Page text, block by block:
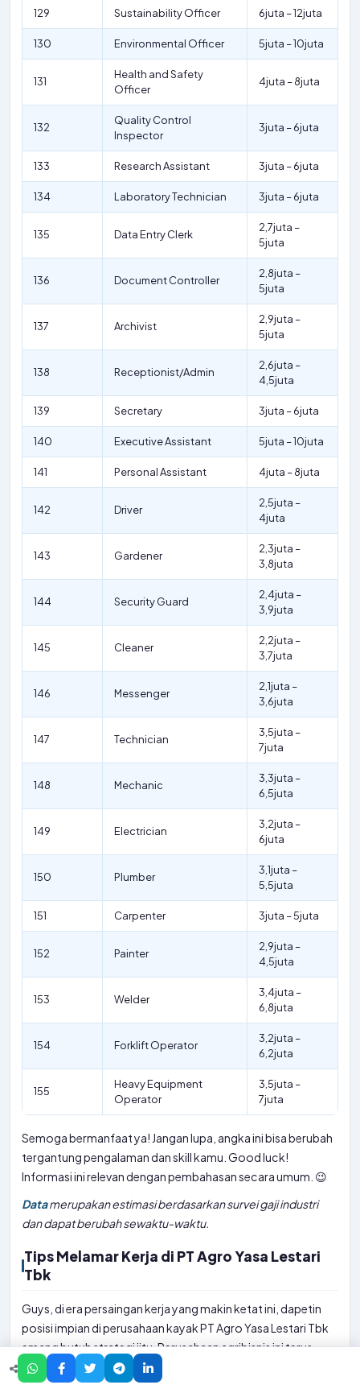
129 Sustainability Officer 6juta – 12juta
130 Environmental Officer 5juta – 10juta
131
Health and Safety
Officer
4juta – 8juta
132
Quality Control
Inspector
3juta – 6juta
133 Research Assistant 3juta – 6juta
134 Laboratory Technician 3juta – 6juta
135 Data Entry Clerk
2,7juta –
5juta
136 Document Controller
2,8juta –
5juta
137 Archivist
2,9juta –
5juta
138 Receptionist/Admin
2,6juta –
4,5juta
139 Secretary 3juta – 6juta
140 Executive Assistant 5juta – 10juta
141 Personal Assistant 4juta – 8juta
142 Driver
2,5juta –
4juta
143 Gardener
2,3juta –
3,8juta
144 Security Guard
2,4juta –
3,9juta
145 Cleaner
2,2juta –
3,7juta
146 Messenger
2,1juta –
3,6juta
147 Technician
3,5juta –
7juta
148 Mechanic
3,3juta –
6,5juta
149 Electrician
3,2juta –
6juta
150 Plumber
3,1juta –
5,5juta
151 Carpenter 3juta – 5juta
152 Painter
2,9juta –
4,5juta
153 Welder
3,4juta –
6,8juta
154 Forklift Operator
3,2juta –
6,2juta
155
Heavy Equipment
Operator
3,5juta –
7juta
Semoga bermanfaat ya! Jangan lupa, angka ini bisa berubah
tergantung pengalaman dan skill kamu. Good luck!
Informasi ini relevan dengan pembahasansecara umum. 😉
Datamerupakan estimasi berdasarkan survei gaji industri
dan dapat berubah sewaktu-waktu.
Tips Melamar Kerja di PT Agro Yasa Lestari
Tbk
Guys, di era persaingan kerja yang makin ketat ini, dapetin
posisi impian di perusahaan kayak PT Agro Yasa Lestari Tbk
emang butuh strategi jitu. Perusahaan agribisnis ini terus
berkembang, otomatis peluang karir juga makin terbuka
lebar. Tapi inget, saingannya juga bejibun! Jadi, jangan cuma